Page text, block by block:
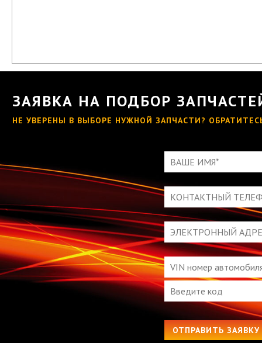
ЗАЯВКА НА ПОДБОР
НЕ УВЕРЕНЫ В ВЫБОРЕ НУЖНОЙ ЗАПЧАСТИ?
ОТПРАВИТЬ ЗАЯВКУ